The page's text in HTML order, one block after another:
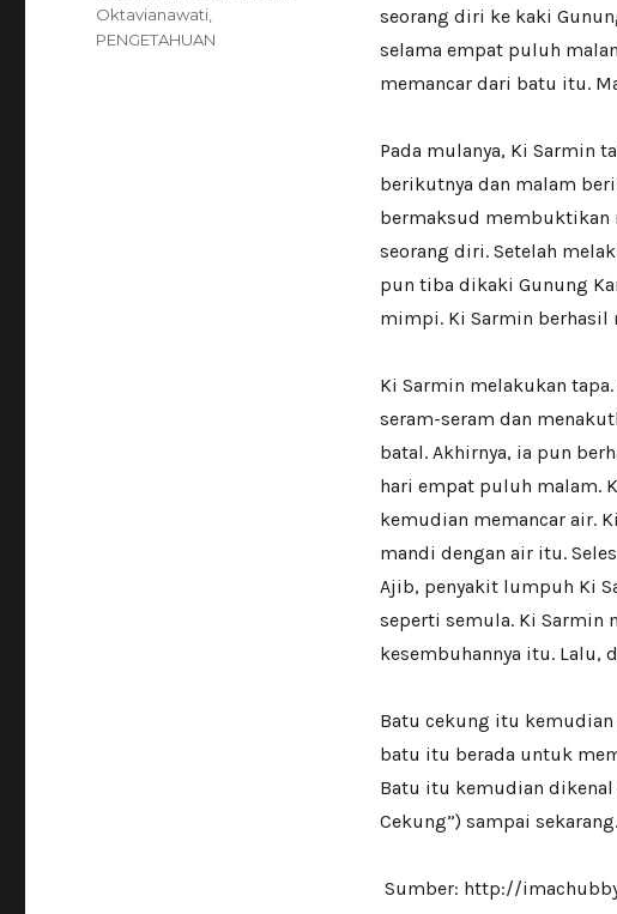
seorang diri ke kaki
selama empat puluh
memancar dari batu itu.
Pada mulanya, Ki Sarmin
berikutnya dan malam
bermaksud membuktikan
seorang diri. Setelah
pun tiba dikaki Gunung
mimpi. Ki Sarmin berhasil
Ki Sarmin melakukan
seram-seram dan
batal. Akhirnya, ia pun
hari empat puluh malam.
kemudian memancar air.
mandi dengan air itu.
Ajib, penyakit lumpuh Ki
seperti semula. Ki Sarmin
kesembuhannya itu. Lalu,
Batu cekung itu
batu itu berada untuk
Batu itu kemudian dikenal
Cekung”) sampai sekarang.
Sumber: http://
Oktavianawati
PENGETAHUAN